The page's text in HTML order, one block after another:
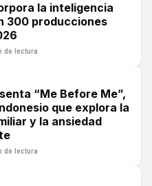
la inteligencia
300 producciones
de lectura
“Me Before Me”,
que explora la
y la ansiedad
de lectura